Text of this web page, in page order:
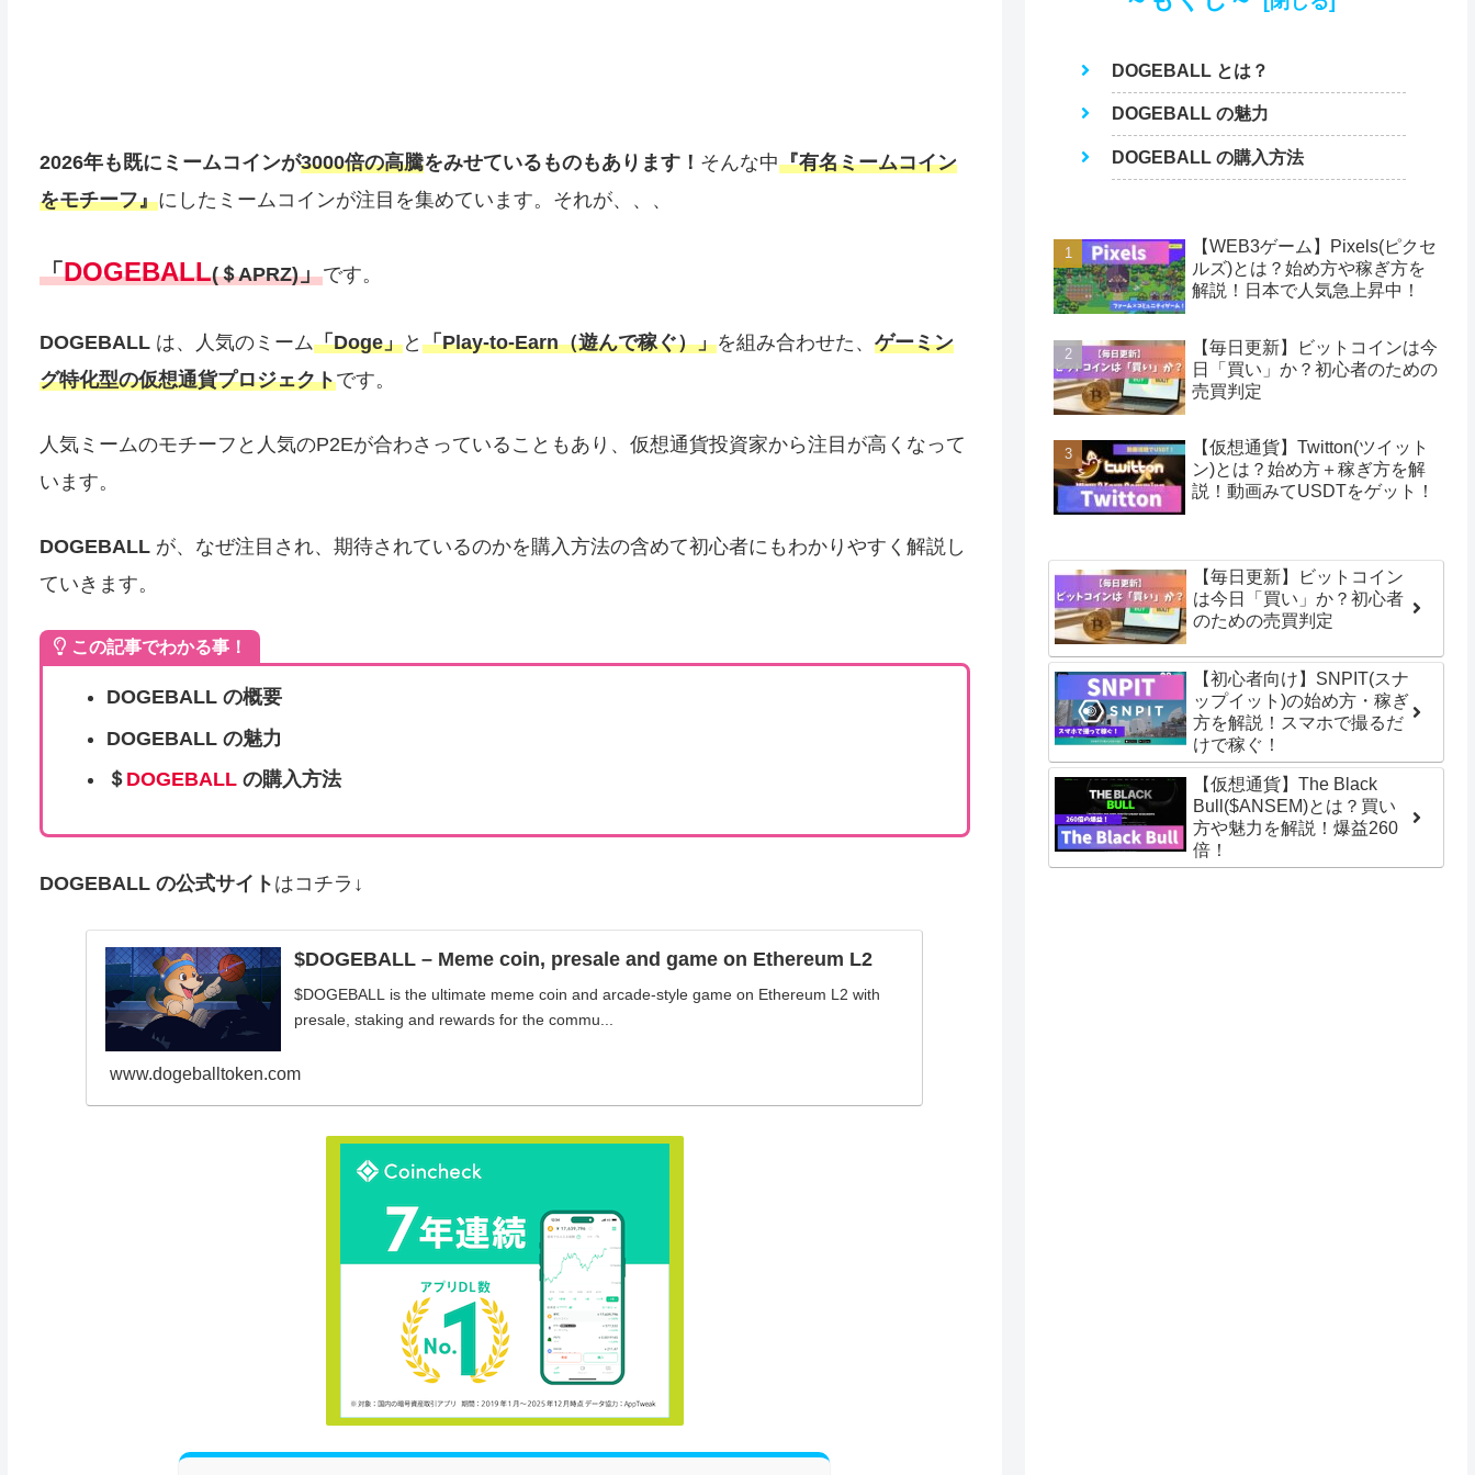
2026年も既にミームコインが3000倍の高騰をみせているものもあります！ そんな中『有名ミームコイン
をモチーフ』にしたミームコインが注目を集めています。それが、、、
「DOGEBALL(＄APRZ)」です。
DOGEBALL は、人気のミーム「Doge」と 「Play-to-Earn（遊んで稼ぐ）」を組み合わせた、 ゲーミン
グ特化型の仮想通貨プロジェクトです。
人気ミームのモチーフと人気のP2Eが合わさっていることもあり、仮想通貨投資家から注目が高くなって
います。
DOGEBALL が、なぜ注目され、期待されているのかを購入方法の含めて初心者にもわかりやすく解説し
ていきます。
この記事でわかる事！
DOGEBALL の概要
DOGEBALL の魅力
＄ DOGEBALL の購入方法
DOGEBALL の公式サイト はコチラ↓
$DOGEBALL – Meme coin, presale and game on Ethereum L2
$DOGEBALL is the ultimate meme coin and arcade-style game on Ethereum L2 with
presale, staking and rewards for the commu...
www.dogeballtoken.com
DOGEBALL とは？
DOGEBALL の魅力
DOGEBALL の購入方法
【WEB3ゲーム】Pixels(ピクセ
ルズ)とは？始め方や稼ぎ方を
解説！日本で人気急上昇中！
【毎日更新】ビットコインは今
日「買い」か？初心者のための
売買判定
【仮想通貨】Twitton(ツイット
ン)とは？始め方＋稼ぎ方を解
説！動画みてUSDTをゲット！
【毎日更新】ビットコイン
は今日「買い」か？初心者
のための売買判定
【初心者向け】SNPIT(スナ
ップイット)の始め方・稼ぎ
方を解説！スマホで撮るだ
けで稼ぐ！
【仮想通貨】The Black
Bull($ANSEM)とは？買い
方や魅力を解説！爆益260
倍！